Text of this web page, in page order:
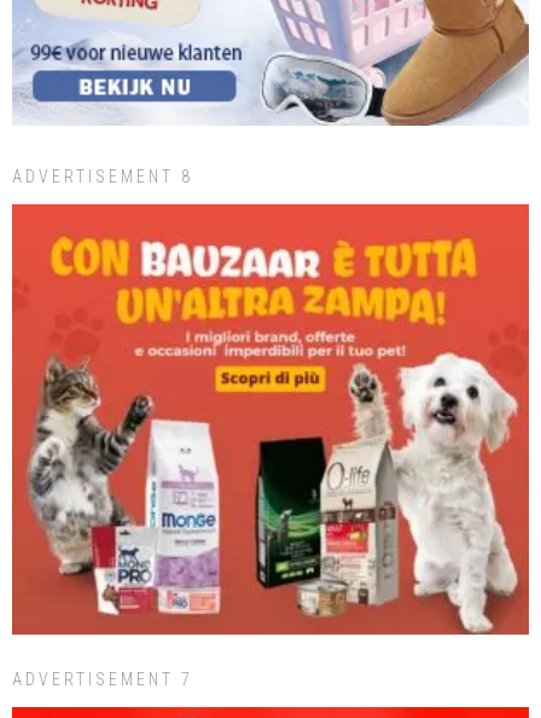
ADVERTISEMENT 8
ADVERTISEMENT 7